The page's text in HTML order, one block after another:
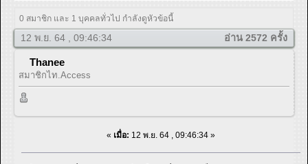
0 สมาชิก และ 1 บุคคลทั่วไป กำลังดูหัวข้อนี้
12 พ.ย. 64 , 09:46:34 อ่าน 2572 ครั้ง
Thanee
สมาชิกไท.Access
« เมื่อ: 12 พ.ย. 64 , 09:46:34 »